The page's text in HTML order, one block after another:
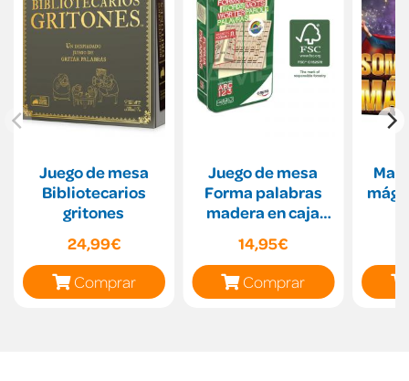
Juego de mesa
Bibliotecarios
gritones
24,99€
Comprar
Juego de mesa
Forma palabras
madera en caja
14,95€
Comprar